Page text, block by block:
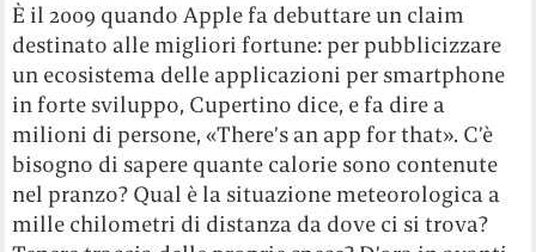
È il 2009 quando Apple fa debuttare un claim
destinato alle migliori fortune: per pubblicizzare
un ecosistema delle applicazioni per smartphone
in forte sviluppo, Cupertino dice, e fa dire a
milioni di persone, «There’s an app for that». C’è
bisogno di sapere quante calorie sono contenute
nel pranzo? Qual è la situazione meteorologica a
mille chilometri di distanza da dove ci si trova?